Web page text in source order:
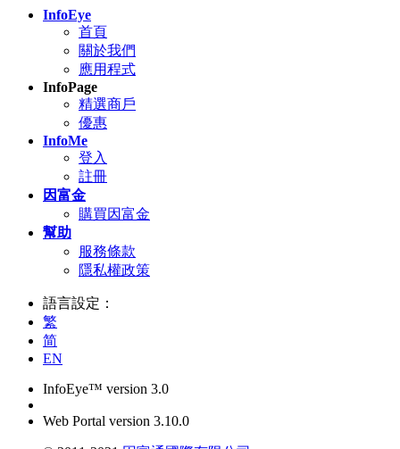
InfoEye
首頁
關於我們
應用程式
InfoPage
精選商戶
優惠
InfoMe
登入
註冊
因富金
購買因富金
幫助
服務條款
隱私權政策
語言設定：
繁
简
EN
InfoEye™ version 3.0
Web Portal version 3.10.0